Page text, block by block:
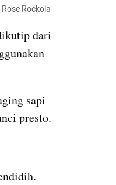
Rockola
dari
sapi
presto.